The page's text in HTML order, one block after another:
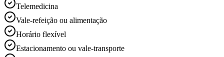
Telemedicina
Vale-refeição ou alimentação
Horário flexível
Estacionamento ou vale-transporte